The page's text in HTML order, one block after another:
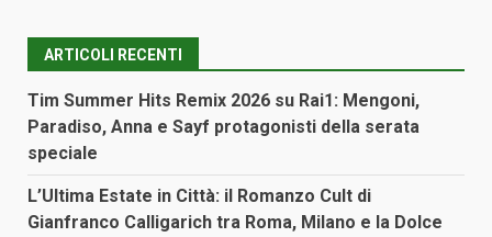
ARTICOLI RECENTI
Tim Summer Hits Remix 2026 su Rai1: Mengoni,
Paradiso, Anna e Sayf protagonisti della serata
speciale
L’Ultima Estate in Città: il Romanzo Cult di
Gianfranco Calligarich tra Roma, Milano e la Dolce